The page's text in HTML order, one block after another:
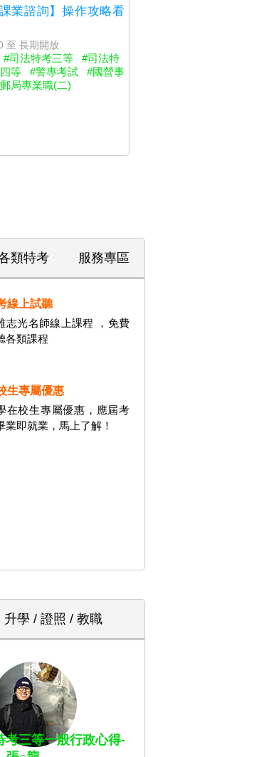
業諮詢】操作攻略看
至 長期開放
#司法特考三等
#司法特
等 #警專考試
#國營事
局專業職(二)
類特考 服務專區
線上試聽
志光名師線上課程 ，免費
各類課程
生專屬優惠
在校生專屬優惠，應屆考
業即就業，馬上了解！
升學 / 證照 / 教職
考三等一般行政心得-